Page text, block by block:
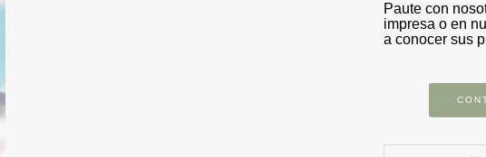
Paute con
impresa o en
a conocer sus